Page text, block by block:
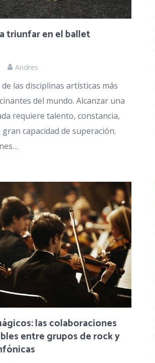
triunfar en el ballet
Andres
las disciplinas artísticas más
del mundo. Alcanzar una
requiere talento, constancia,
capacidad de superación.
las colaboraciones
entre grupos de rock y